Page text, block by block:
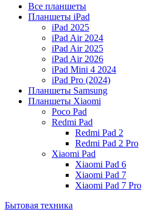
Все планшеты
Планшеты iPad
iPad 2025
iPad Air 2024
iPad Air 2025
iPad Air 2026
iPad Mini 4 2024
iPad Pro (2024)
Планшеты Samsung
Планшеты Xiaomi
Poco Pad
Redmi Pad
Redmi Pad 2
Redmi Pad 2 Pro
Xiaomi Pad
Xiaomi Pad 6
Xiaomi Pad 7
Xiaomi Pad 7 Pro
Бытовая техника